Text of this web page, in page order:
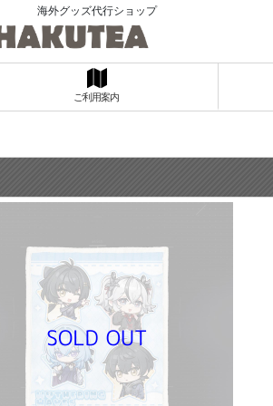
海外グッズ代行ショップ
ご利用案内